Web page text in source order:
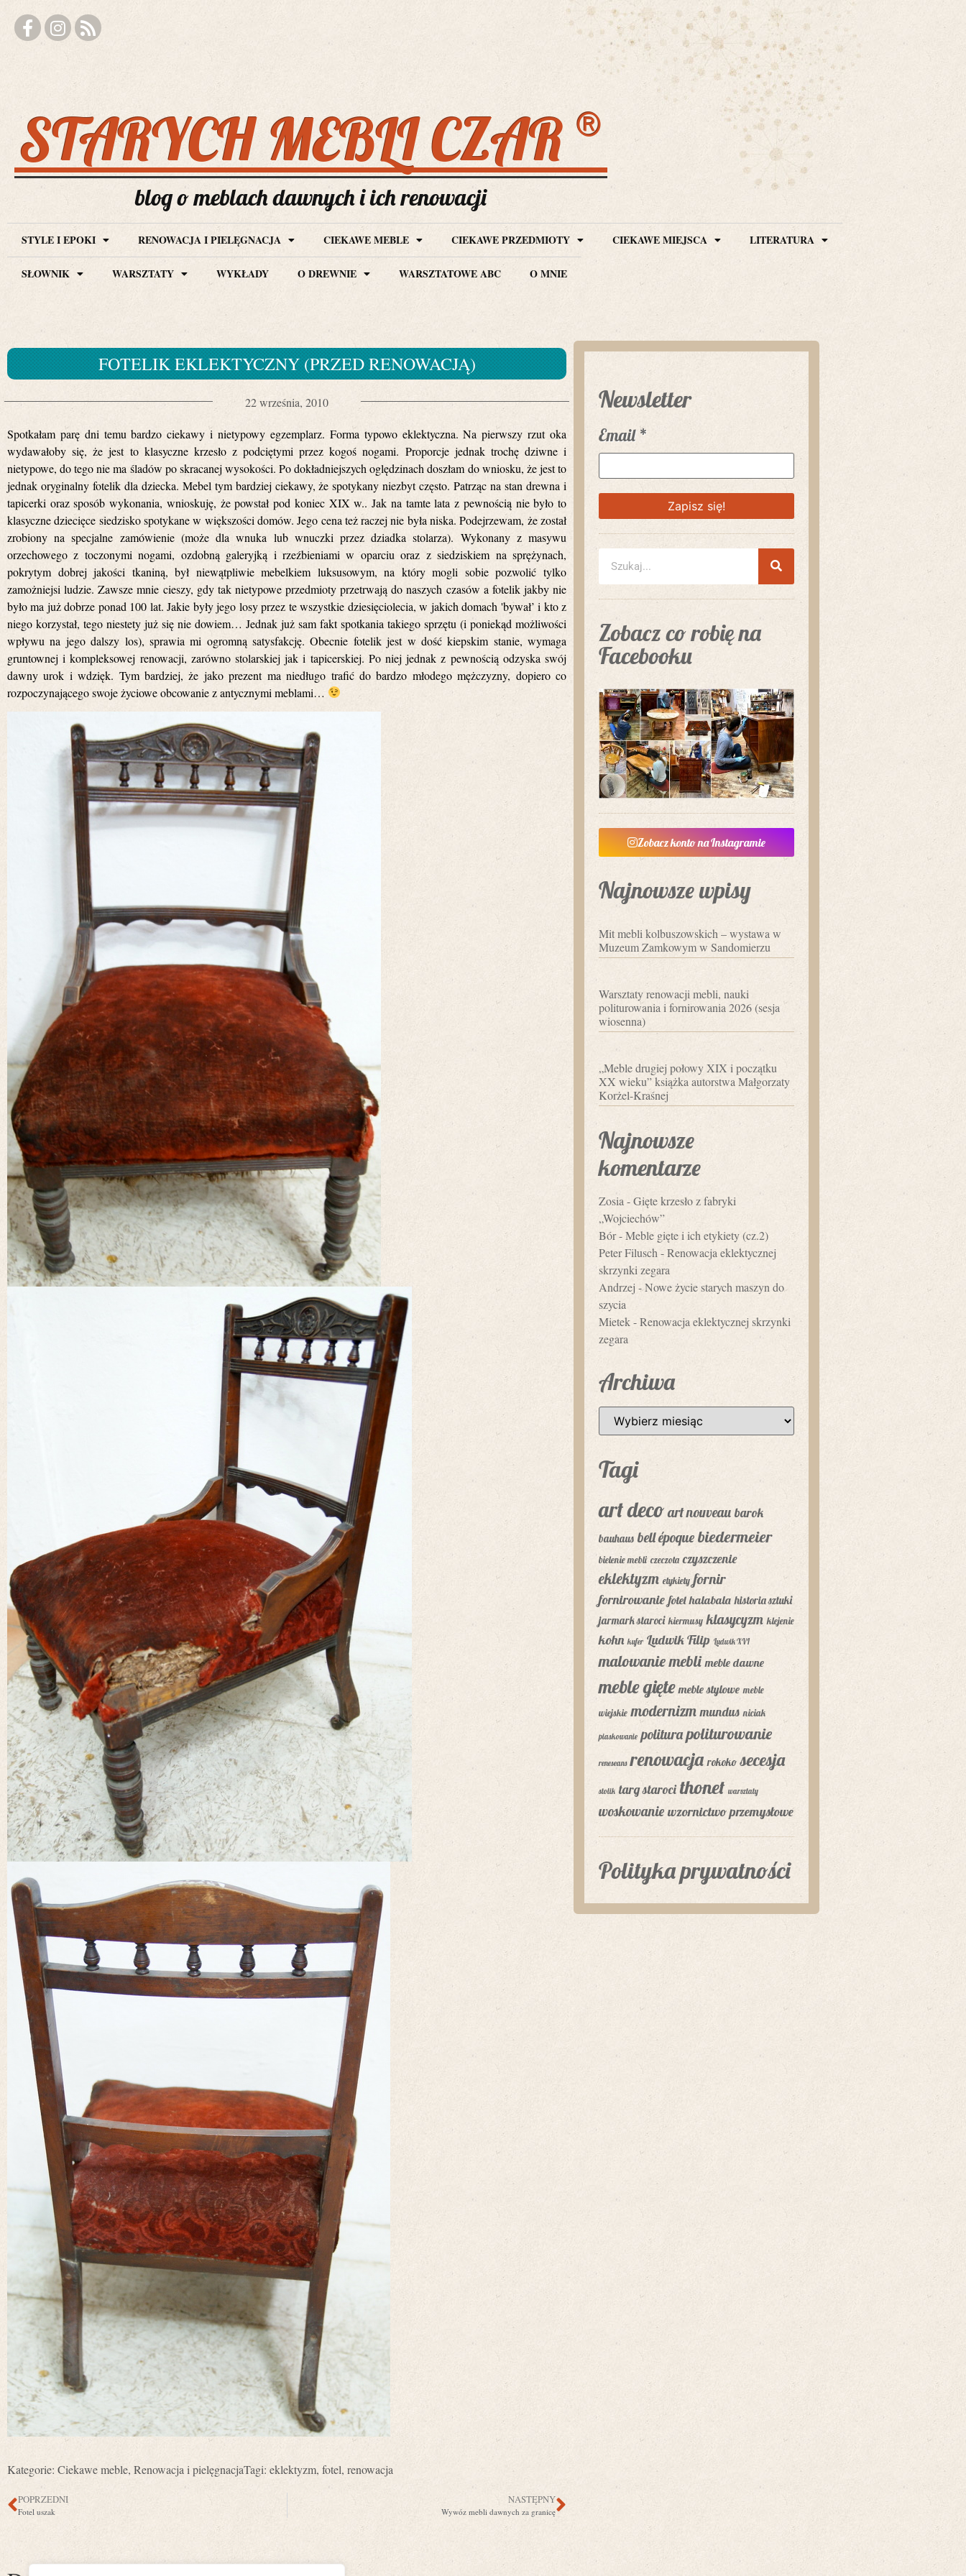
STARYCH MEBLI CZAR®
blog o meblach dawnych i ich renowacji
STYLE I EPOKI RENOWACJA I PIELĘGNACJA CIEKAWE MEBLE CIEKAWE PRZEDMIOTY CIEKAWE MIEJSCA LITERATURA
SŁOWNIK WARSZTATY WYKŁADY O DREWNIE WARSZTATOWE ABC O MNIE
FOTELIK EKLEKTYCZNY (PRZED RENOWACJĄ)
22 września, 2010
Spotkałam parę dni temu bardzo ciekawy i nietypowy egzemplarz. Forma typowo eklektyczna. Na pierwszy rzut oka
wydawałoby się, że jest to klasyczne krzesło z podciętymi przez kogoś nogami. Proporcje jednak trochę dziwne i
nietypowe, do tego nie ma śladów po skracanej wysokości. Po dokładniejszych oględzinach doszłam do wniosku, że jest to
jednak oryginalny fotelik dla dziecka. Mebel tym bardziej ciekawy, że spotykany niezbyt często. Patrząc na stan drewna i
tapicerki oraz sposób wykonania, wnioskuję, że powstał pod koniec XIX w.. Jak na tamte lata z pewnością nie było to
klasyczne dziecięce siedzisko spotykane w większości domów. Jego cena też raczej nie była niska. Podejrzewam, że został
zrobiony na specjalne zamówienie (może dla wnuka lub wnuczki przez dziadka stolarza). Wykonany z masywu
orzechowego z toczonymi nogami, ozdobną galeryjką i rzeźbieniami w oparciu oraz z siedziskiem na sprężynach,
pokrytym dobrej jakości tkaniną, był niewątpliwie mebelkiem luksusowym, na który mogli sobie pozwolić tylko
zamożniejsi ludzie. Zawsze mnie cieszy, gdy tak nietypowe przedmioty przetrwają do naszych czasów a fotelik jakby nie
było ma już dobrze ponad 100 lat. Jakie były jego losy przez te wszystkie dziesięciolecia, w jakich domach 'bywał’ i kto z
niego korzystał, tego niestety już się nie dowiem… Jednak już sam fakt spotkania takiego sprzętu (i poniekąd możliwości
wpływu na jego dalszy los), sprawia mi ogromną satysfakcję. Obecnie fotelik jest w dość kiepskim stanie, wymaga
gruntownej i kompleksowej renowacji, zarówno stolarskiej jak i tapicerskiej. Po niej jednak z pewnością odzyska swój
dawny urok i wdzięk. Tym bardziej, że jako prezent ma niedługo trafić do bardzo młodego mężczyzny, dopiero co
rozpoczynającego swoje życiowe obcowanie z antycznymi meblami…
Kategorie: Ciekawe meble, Renowacja i pielęgnacjaTagi: eklektyzm, fotel, renowacja
POPRZEDNI
Fotel uszak
NASTĘPNY
Wywóz mebli dawnych za granicę
Newsletter
Email *
Zobacz co robię na
Facebooku
Zobacz konto na Instagramie
Najnowsze wpisy
Mit mebli kolbuszowskich – wystawa w
Muzeum Zamkowym w Sandomierzu
Warsztaty renowacji mebli, nauki
politurowania i fornirowania 2026 (sesja
wiosenna)
„Meble drugiej połowy XIX i początku
XX wieku” książka autorstwa Małgorzaty
Korżel-Kraśnej
Najnowsze
komentarze
Zosia -Gięte krzesło z fabryki
„Wojciechów”
Bór-Meble gięte i ich etykiety (cz.2)
Peter Filusch -Renowacja eklektycznej
skrzynki zegara
Andrzej -Nowe życie starych maszyn do
szycia
Mietek-Renowacja eklektycznej skrzynki
zegara
Archiwa
Tagi
art deco art nouveau barok
bauhaus bell époque biedermeier
bielenie mebli czeczota czyszczenie
eklektyzm etykiety fornir
fornirowanie fotel halabala historia sztuki
jarmark staroci kiermusy klasycyzm klejenie
kohn kufer Ludwik Filip Ludwik XVI
malowanie mebli meble dawne
meble gięte meble stylowe meble
wiejskie modernizm mundus niciak
piaskowanie politura politurowanie
reneseans renowacja rokoko secesja
stolik targ staroci thonet warsztaty
woskowanie wzornictwo przemysłowe
Polityka prywatności